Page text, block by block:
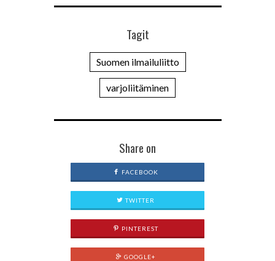
Tagit
Suomen ilmailuliitto
varjoliitäminen
Share on
FACEBOOK
TWITTER
PINTEREST
GOOGLE+